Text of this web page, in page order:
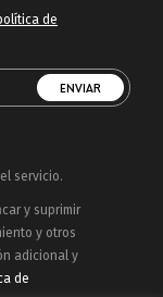
de
servicio.
y suprimir
y otros
adicional y
de